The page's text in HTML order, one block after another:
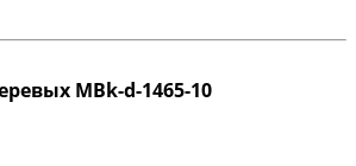
MBk-d-1465-10